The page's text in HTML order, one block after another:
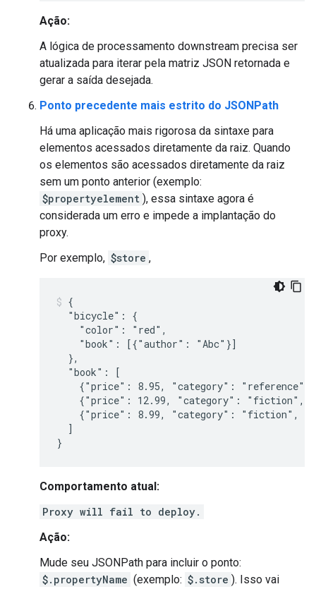
Ação:
A lógica de processamento downstream precisa ser
atualizada para iterar pela matriz JSON retornada e
gerar a saída desejada.
Ponto precedente mais estrito do JSONPath
Há uma aplicação mais rigorosa da sintaxe para
elementos acessados diretamente da raiz. Quando
os elementos são acessados diretamente da raiz
sem um ponto anterior (exemplo:
$propertyelement ), essa sintaxe agora é
considerada um erro e impede a implantação do
proxy.
Por exemplo, $store ,
{
  "bicycle": {
    "color": "red",
    "book": [{"author": "Abc"}]
  },
  "book": [
{"price": 8.95, "category":
{"price": 12.99, "category": "fiction",
{"price": 8.99, "category": "fiction",
  ]
Comportamento atual:
Proxy will fail to deploy.
Ação:
Mude seu JSONPath para incluir o ponto:
$.propertyName (exemplo: $.store ). Isso vai